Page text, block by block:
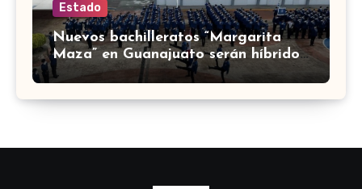
Estado
Nuevos bachilleratos “Margarita
Maza” en Guanajuato serán híbridos
con 4 horas presenciales diarias